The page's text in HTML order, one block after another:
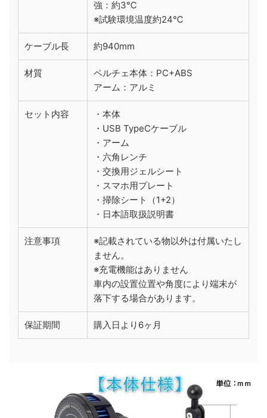
強：約3℃
※試験環境温度約24℃
ケーブル長 約940mm
材質
ペルチェ本体：PC+ABS
アーム：アルミ
セット内容
・本体
・USB TypeCケーブル
・アーム
・六角レンチ
・交換用ジェルシート
・スマホ用プレート
・掃除シート（1+2）
・日本語取扱説明書
注意事項
※記載されている物以外は付属いたし
ません。
※充電機能はありません
車内の設置位置や角度により端末が
落下する場合があります。
保証期間 購入日より6ヶ月